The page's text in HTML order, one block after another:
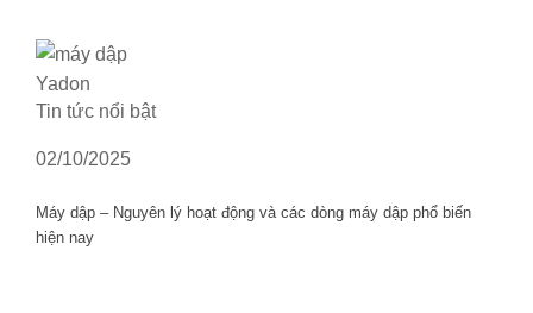
Tin tức nổi bật
02/10/2025
Máy dập – Nguyên lý hoạt động và các dòng máy dập phổ biến
hiện nay